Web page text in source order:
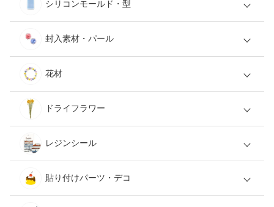
シリコンモールド・型
封入素材・パール
花材
ドライフラワー
レジンシール
貼り付けパーツ・デコ